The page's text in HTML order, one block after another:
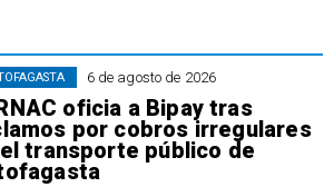
6 de agosto de 2026
oficia a Bipay tras
por cobros irregulares
transporte público de